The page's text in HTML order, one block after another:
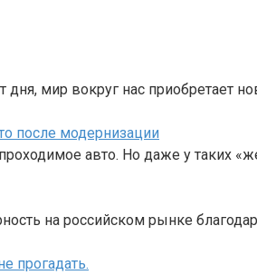
мир вокруг нас приобретает
после модернизации
авто. Но даже у таких
на российском рынке
прогадать.